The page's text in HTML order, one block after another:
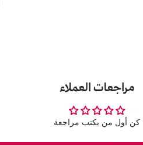
مراجعات العملاء
كن أول من يكتب مراجعة